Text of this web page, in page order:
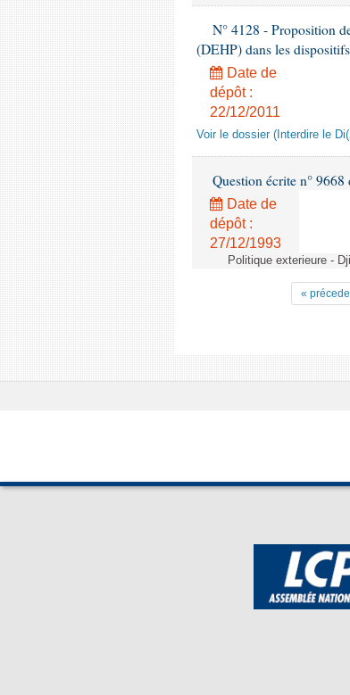
N° 4128 - Proposition
(DEHP) dans les
Date de
dépôt :
22/12/2011
Voir le dossier (Interdire le
Question écrite n°
Date de
dépôt :
27/12/1993
Politique exterieure -
«